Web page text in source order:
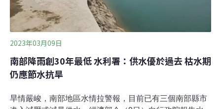
2023年03月09日
南部降雨創30年最低 水利署：供水優於過去 枯水期
仍應節水抗旱
旱情嚴峻，南部地區水情拉警報，目前已有三個南部縣市